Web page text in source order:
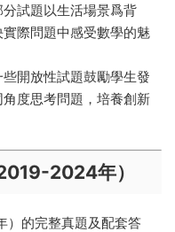
分試題以生活場景爲背
際問題中感受數學的魅
些開放性試題鼓勵學生發
度思考問題，培養創新
2024年）
）的完整真題及配套答